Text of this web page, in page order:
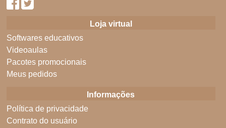
Loja virtual
Softwares educativos
Videoaulas
Pacotes promocionais
Meus pedidos
Informações
Política de privacidade
Contrato do usuário